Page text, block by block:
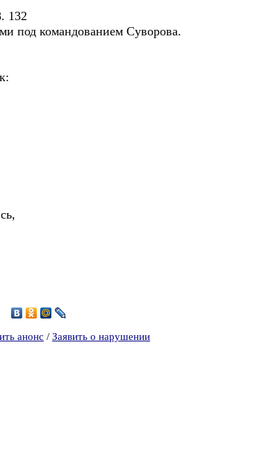
132
под командованием Суворова.
анонс / Заявить о нарушении